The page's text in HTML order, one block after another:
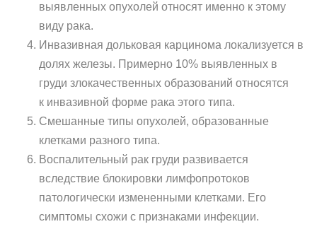
выявленных опухолей относят именно к этому
виду рака.
Инвазивная дольковая карцинома локализуется в
долях железы. Примерно 10% выявленных в
груди злокачественных образований относятся
к инвазивной форме рака этого типа.
Смешанные типы опухолей, образованные
клетками разного типа.
Воспалительный рак груди развивается
вследствие блокировки лимфопротоков
патологически измененными клетками. Его
симптомы схожи с признаками инфекции.